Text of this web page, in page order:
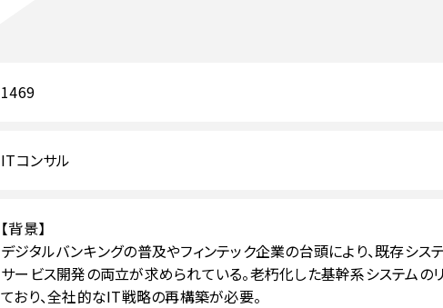
1469
ITコンサル
【背景】
デジタルバンキングの普及やフィンテック企業の台頭により、既存シス
サービス開発の両立が求められている。老朽化した基幹系システムの
ており、全社的なIT戦略の再構築が必要。